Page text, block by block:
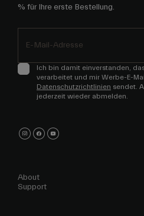
% für Ihre erste Bestellung.
Ich bin damit einverstanden,
verarbeitet und mir Werbe-E-
Datenschutzrichtlinien sendet.
jederzeit wieder abmelden.
About
Support